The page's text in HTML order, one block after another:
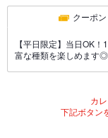
クーポン
【平日限定】当日OK
富な種類を楽しめます◎
カ
下記ボタン